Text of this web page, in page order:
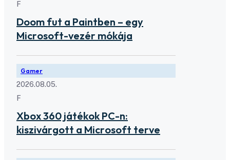
F
Doom fut a Paintben – egy
Microsoft-vezér mókája
Gamer
2026.08.05.
F
Xbox 360 játékok PC-n:
kiszivárgott a Microsoft terve